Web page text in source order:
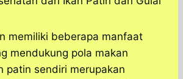
memiliki beberapa manfaat
mendukung pola makan
patin sendiri merupakan